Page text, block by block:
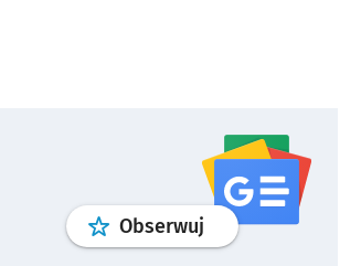
Obserwuj profilgoogle news